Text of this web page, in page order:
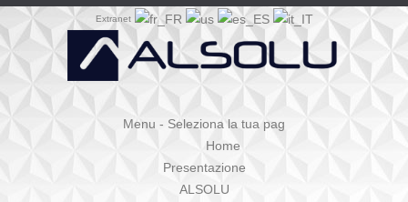
Extranet
Menu - Seleziona la tua pag
Home
Presentazione
ALSOLU